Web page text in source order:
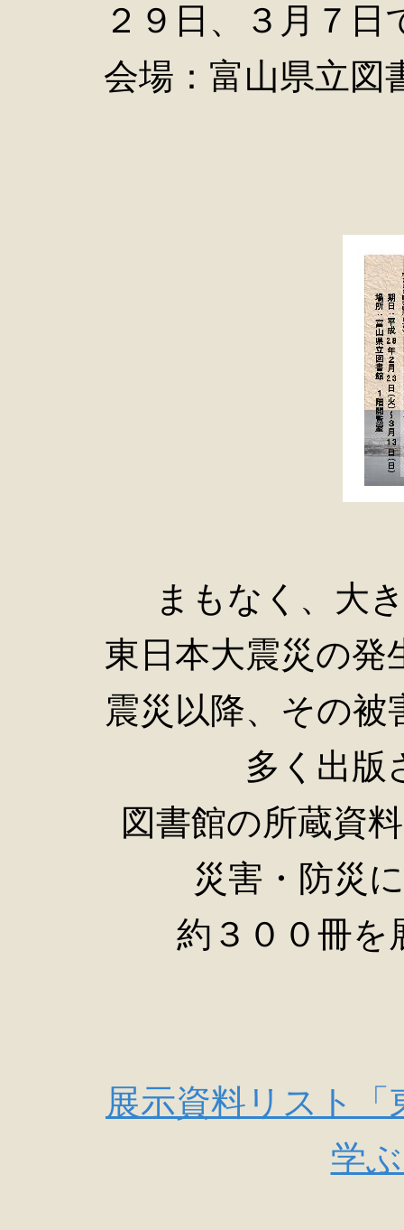
２９日、３月７日
会場：富山県立
まもなく、大
東日本大震災の発
震災以降、その
多く出版
図書館の所蔵資
災害・防災
約３００冊を
展示資料リスト
学